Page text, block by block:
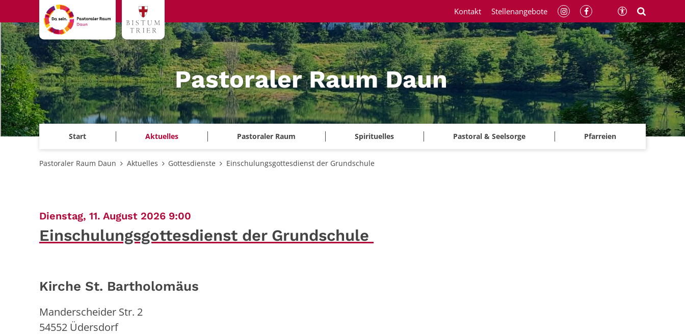
Zum Inhalt springen
Pastoraler Raum Daun
Start Aktuelles Pastoraler Raum Spirituelles Pastoral & Seelsorge Pfarreien
Kontakt Stellenangebote
Pastoraler Raum Daun Aktuelles Gottesdienste Einschulungsgottesdienst der Grundschule
Dienstag, 11. August 2026 9:00
Einschulungsgottesdienst der Grundschule
Kirche St. Bartholomäus
Manderscheider Str. 2
54552 Üdersdorf